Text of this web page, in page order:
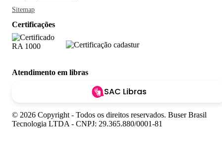
Sitemap
Certificações
Atendimento em libras
SAC Libras
© 2026 Copyright - Todos os direitos reservados. Buser Brasil
Tecnologia LTDA - CNPJ: 29.365.880/0001-81